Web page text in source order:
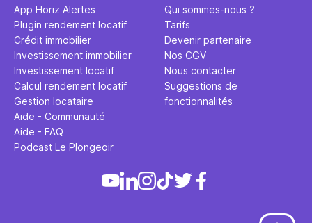
App Horiz Alertes
Plugin rendement locatif
Crédit immobilier
Investissement immobilier
Investissement locatif
Calcul rendement locatif
Gestion locataire
Aide - Communauté
Aide - FAQ
Podcast Le Plongeoir
Qui sommes-nous ?
Tarifs
Devenir partenaire
Nos CGV
Nous contacter
Suggestions de
fonctionnalités